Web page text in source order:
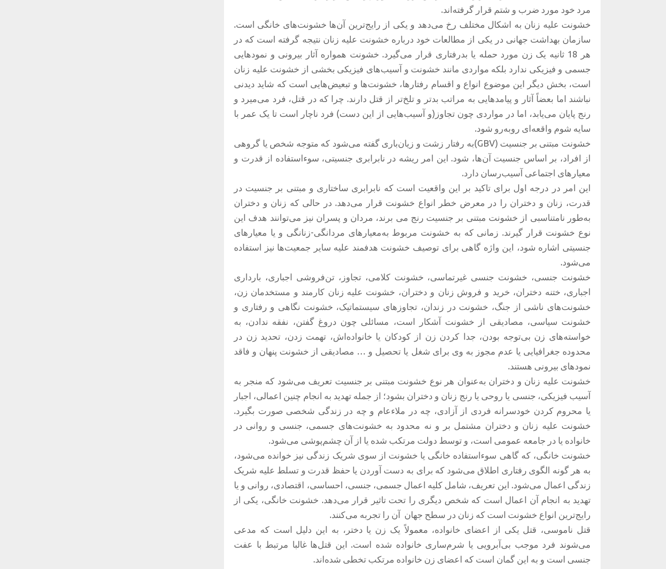
مرد خود مورد ضرب و شتم قرار گرفته‌اند.
خشونت علیه زنان به اشکال مختلف رخ می‌دهد و یکی از رایج‌ترین آن‌ها خشونت‌های خانگی است.
سازمان بهداشت جهانی در یکی از مطالعات خود درباره خشونت علیه زنان نتیجه گرفته است که در
هر 18 ثانیه یک زن مورد حمله یا بدرفتاری قرار می‌گیرد. خشونت همواره آثار بیرونی و نمودهایی
جسمی و فیزیکی ندارد بلکه مواردی مانند خشونت و آسیب‌های فیزیکی بخشی از خشونت علیه زنان
است، بخش دیگر این موضوع انواع و اقسام رفتارها، خشونت‌ها و تبعیض‌هایی است که شاید دیدنی
نباشند اما بعضاً آثار و پیامدهایی به مراتب بدتر و تلخ‌تر از قتل دارند. چرا که در قتل، فرد می‌میرد و
رنج پایان می‌یابد، اما در مواردی چون تجاوز‌(و آسیب‌هایی از این دست) فرد ناچار است تا یک عمر با
سایه شوم واقعه‌ای رو‌به‌رو شود.
خشونت مبتنی بر جنسیت (GBV)‌به رفتار زشت و زیان‌باری گفته می‌شود که متوجه شخص یا گروهی
از افراد، بر اساس جنسیت آن‌ها، شود. این امر ریشه در نابرابری جنسیتی، سوء‌استفاده از قدرت و
معیارهای اجتماعی آسیب‌رسان دارد.
این امر در درجه اول برای تاکید بر این واقعیت است که نابرابری ساختاری و مبتنی بر جنسیت در
قدرت، زنان و دختران را در معرض خطر انواع خشونت قرار می‌دهد. در حالی که زنان و دختران
به‌طور نامتناسبی از خشونت مبتنی بر جنسیت رنج می برند، مردان و پسران نیز می‌توانند هدف این
نوع خشونت قرار گیرند. زمانی که به خشونت مربوط به‌معیارهای مردانگی‌-‌زنانگی و یا معیارهای
جنسیتی اشاره شود، این واژه گاهی برای توصیف خشونت هدفمند علیه سایر جمعیت‌ها نیز استفاده
می‌شود.
خشونت جنسی، خشونت جنسی غیرتماسی، خشونت کلامی، تجاوز، تن‌فروشی اجباری، بارداری
اجباری، ختنه دختران، خرید و فروش زنان و دختران، خشونت علیه زنان کارمند و مستخدمان زن،
خشونت‌های ناشی از جنگ، خشونت در زندان، تجاوزهای سیستماتیک، خشونت نگاهی و رفتاری و
خشونت سیاسی، مصادیقی از خشونت آشکار است، مسائلی چون دروغ گفتن، نفقه ندادن، به
خواسته‌های زن بی‌توجه بودن، جدا کردن زن از کودکان یا خانواده‌اش، تهمت زدن، تحدید زن در
محدوده جغرافیایی یا عدم مجوز به وی برای شغل یا تحصیل و … مصادیقی از خشونت پنهان و فاقد
نمودهای بیرونی هستند.
خشونت علیه زنان و دختران به‌عنوان هر نوع خشونت مبتنی بر جنسیت تعریف می‌شود که منجر به
آسیب فیزیکی، جنسی یا روحی یا رنج زنان و دختران بشود؛ از جمله تهدید به انجام چنین اعمالی، اجبار
یا محروم کردن خودسرانه فردی از آزادی، چه در ملاءعام و چه در زندگی شخصی صورت بگیرد.
خشونت علیه زنان و دختران مشتمل بر و نه محدود به خشونت‌های جسمی، جنسی و روانی در
خانواده یا در جامعه عمومی است، و توسط دولت مرتکب شده یا از آن چشم‌پوشی می‌شود.
خشونت خانگی، که گاهی سوءاستفاده خانگی یا خشونت از سوی شریک زندگی نیز خوانده می‌شود،
به هر گونه الگوی رفتاری اطلاق می‌شود که برای به دست آوردن یا حفظ قدرت و تسلط علیه شریک
زندگی اعمال می‌شود. این تعریف، شامل کلیه اعمال جسمی، جنسی، احساسی، اقتصادی، روانی و یا
تهدید به انجام آن اعمال است که شخص دیگری را تحت تاثیر قرار می‌دهد. خشونت خانگی، یکی از
رایج‌ترین انواع خشونت است که زنان در سطح جهان آن را تجربه می‌کنند.
قتل ناموسی، قتل یکی از اعضای خانواده، معمولاً یک زن یا دختر، به این دلیل است که مدعی
می‌شوند فرد موجب بی‌آبرویی یا شرم‌ساری خانواده شده است. این قتل‌ها غالبا مرتبط با عفت
جنسی است و به این گمان است که اعضای زن خانواده مرتکب تخطی شده‌اند.